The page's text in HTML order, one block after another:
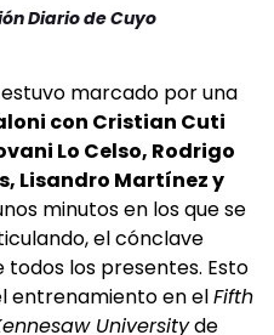
Diario de Cuyo
marcado por una
con Cristian Cuti
Lo Celso, Rodrigo
Lisandro Martínez y
minutos en los que se
el cónclave
los presentes. Esto
entrenamiento en elFifth
Universityde